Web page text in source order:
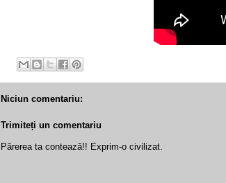
Niciun comentariu:
Trimiteți un comentariu
Părerea ta contează!! Exprim-o civilizat.